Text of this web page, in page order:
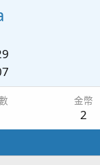
金幣
2